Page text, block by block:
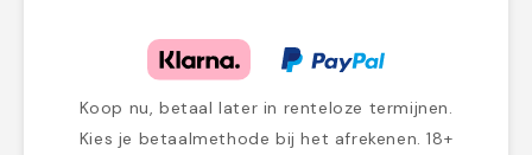
Koop nu, betaal later in renteloze termijnen.
Kies je betaalmethode bij het afrekenen. 18+